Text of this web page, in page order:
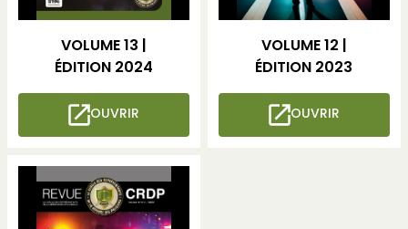
VOLUME 13 |
ÉDITION 2024
OUVRIR
VOLUME 12 |
ÉDITION 2023
OUVRIR